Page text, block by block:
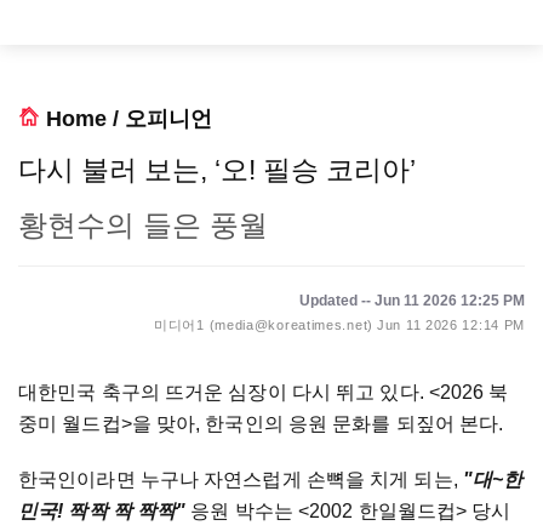
Home / 오피니언
다시 불러 보는, ‘오! 필승 코리아’
황현수의 들은 풍월
Updated -- Jun 11 2026 12:25 PM
미디어1 (media@koreatimes.net) Jun 11 2026 12:14 PM
대한민국 축구의 뜨거운 심장이 다시 뛰고 있다. <2026 북
중미
월드컵>을 맞아, 한국인의 응원 문화를 되짚어 본다.
한국인이라면 누구나 자연스럽게 손뼉을 치게 되는, "대~한
민국! 짝짝 짝 짝짝" 응원 박수는 <2002 한일월드컵> 당시